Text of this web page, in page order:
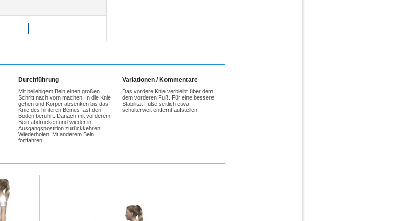
Durchführung
Mit beliebigem Bein einen großen
Schritt nach vorn machen. In die Knie
gehen und Körper absenken bis das
Knie des hinteren Beines fast den
Boden berührt. Danach mit vorderem
Bein abdrücken und wieder in
Ausgangspostition zurückkehren.
Wiederholen. Mt anderem Bein
fortfahren.
Variationen / Kommentare
Das vordere Knie verbleibt über dem
dem vorderen Fuß. Für eine bessere
Stabilität Füße seitlich etwa
schulterweit entfernt aufstellen.